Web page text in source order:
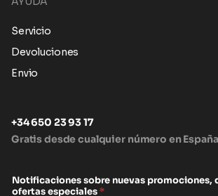
Servicio
Devoluciones
Envio
+34 650 23 93 17
Gratis desde cualquier número en España
Notificaciones sobre nuevas promociones,
ofertas especiales*